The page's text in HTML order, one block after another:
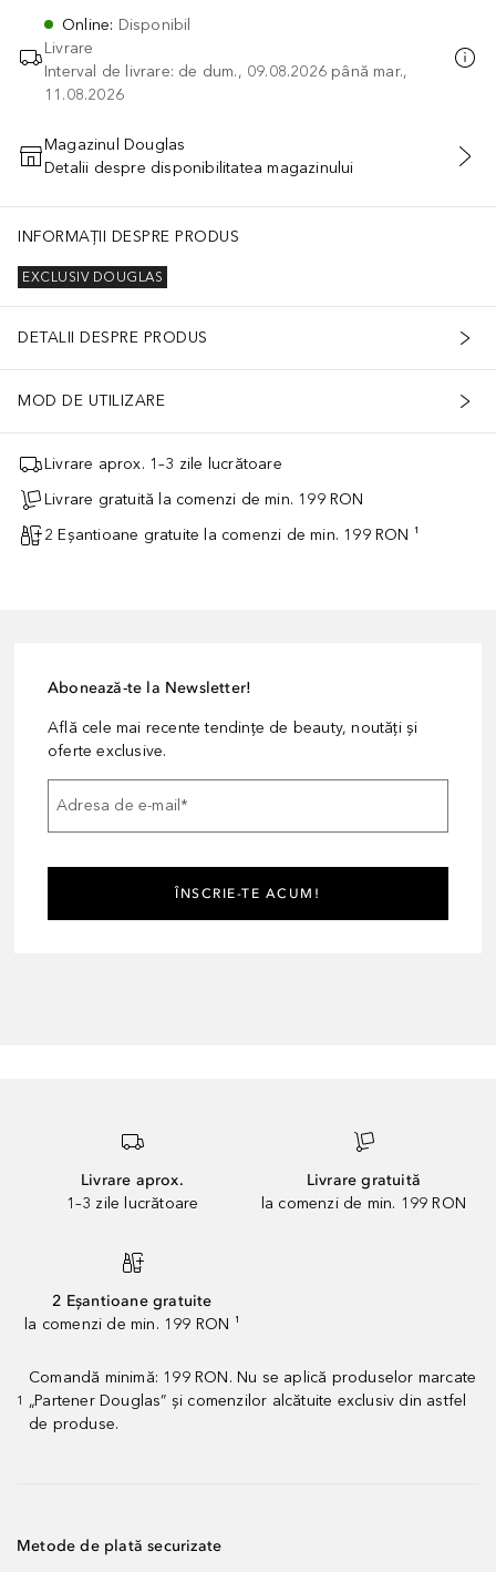
Online: Disponibil
Livrare
Interval de livrare: de dum., 09.08.2026 până mar.,
11.08.2026
ADĂUGAȚI ÎN COŞ
Magazinul Douglas
Detalii despre disponibilitatea magazinului
INFORMAȚII DESPRE PRODUS
EXCLUSIV DOUGLAS
DETALII DESPRE PRODUS
MOD DE UTILIZARE
Livrare aprox. 1–3 zile lucrătoare
Livrare gratuită la comenzi de min. 199 RON
2 Eșantioane gratuite la comenzi de min. 199 RON ¹
Abonează-te la Newsletter!
Află cele mai recente tendințe de beauty, noutăți și
oferte exclusive.
Adresa de e-mail*
ÎNSCRIE-TE ACUM!
Livrare aprox.
1–3 zile lucrătoare
Livrare gratuită
la comenzi de min. 199 RON
2 Eșantioane gratuite
la comenzi de min. 199 RON ¹
1
Comandă minimă: 199 RON. Nu se aplică produselor marcate
„Partener Douglas” și comenzilor alcătuite exclusiv din astfel
de produse.
Metode de plată securizate